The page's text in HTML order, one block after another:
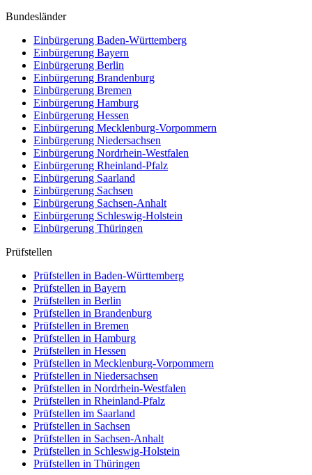
Bundesländer
Einbürgerung Baden-Württemberg
Einbürgerung Bayern
Einbürgerung Berlin
Einbürgerung Brandenburg
Einbürgerung Bremen
Einbürgerung Hamburg
Einbürgerung Hessen
Einbürgerung Mecklenburg-Vorpommern
Einbürgerung Niedersachsen
Einbürgerung Nordrhein-Westfalen
Einbürgerung Rheinland-Pfalz
Einbürgerung Saarland
Einbürgerung Sachsen
Einbürgerung Sachsen-Anhalt
Einbürgerung Schleswig-Holstein
Einbürgerung Thüringen
Prüfstellen
Prüfstellen in Baden-Württemberg
Prüfstellen in Bayern
Prüfstellen in Berlin
Prüfstellen in Brandenburg
Prüfstellen in Bremen
Prüfstellen in Hamburg
Prüfstellen in Hessen
Prüfstellen in Mecklenburg-Vorpommern
Prüfstellen in Niedersachsen
Prüfstellen in Nordrhein-Westfalen
Prüfstellen in Rheinland-Pfalz
Prüfstellen im Saarland
Prüfstellen in Sachsen
Prüfstellen in Sachsen-Anhalt
Prüfstellen in Schleswig-Holstein
Prüfstellen in Thüringen